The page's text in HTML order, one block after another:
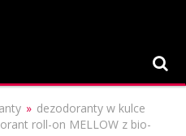
dezodoranty w kulce
roll-on MELLOW z bio-